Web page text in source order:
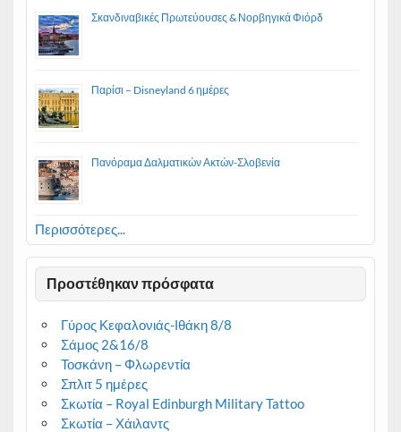
Σκανδιναβικές Πρωτεύουσες & Νορβηγικά Φιόρδ
Παρίσι – Disneyland 6 ημέρες
Πανόραμα Δαλματικών Ακτών-Σλοβενία
Περισσότερες...
Προστέθηκαν πρόσφατα
Γύρος Κεφαλονιάς-Ιθάκη 8/8
Σάμος 2&16/8
Τοσκάνη – Φλωρεντία
Σπλιτ 5 ημέρες
Σκωτία – Royal Edinburgh Military Tattoo
Σκωτία – Χάιλαντς